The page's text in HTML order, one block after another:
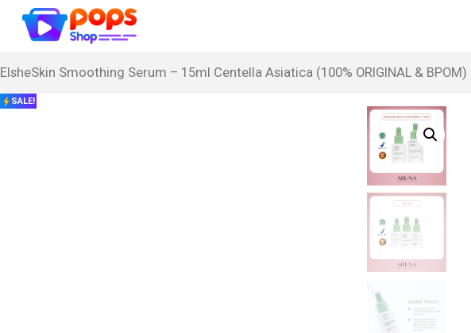
ElsheSkin Smoothing Serum – 15ml Centella Asiatica (100% ORIGINAL & BPOM)
SALE!